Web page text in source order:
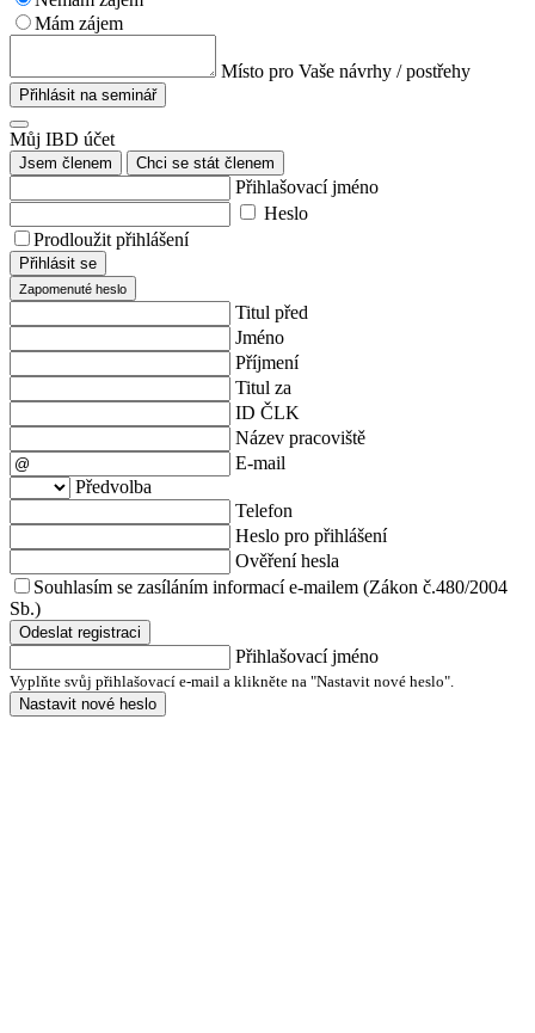
Mám zájem
Místo pro Vaše návrhy / postřehy
Přihlásit na seminář
Můj IBD účet
Jsem členem Chci se stát členem
Přihlašovací jméno
Heslo
Prodloužit přihlášení
Přihlásit se
Zapomenuté heslo
Titul před
Jméno
Příjmení
Titul za
ID ČLK
Název pracoviště
E-mail
Předvolba
Telefon
Heslo pro přihlášení
Ověření hesla
Souhlasím se zasíláním informací e-mailem (Zákon č.480/2004
Sb.)
Odeslat registraci
Přihlašovací jméno
Vyplňte svůj přihlašovací e-mail a klikněte na "Nastavit nové heslo".
Nastavit nové heslo